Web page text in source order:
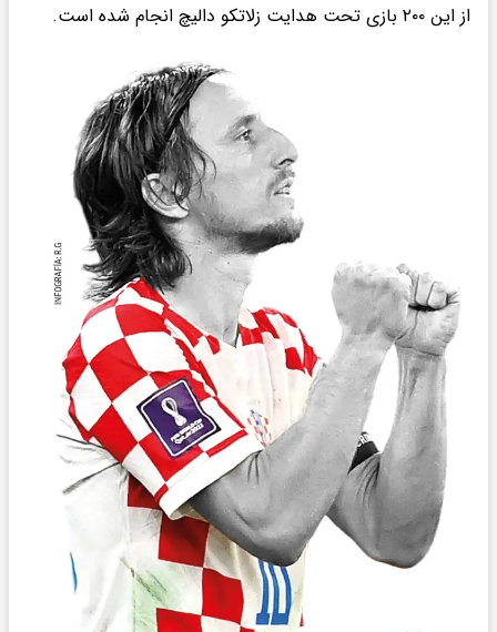
از این ۲۰۰ بازی تحت هدایت زلاتکو دالیچ انجام شده است.